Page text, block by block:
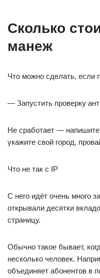
Сколько
манеж
Что можно сделать, если
— Запустить проверку
Не сработает —
укажите свой город,
Что не так с IP
С него идёт очень много
открывали десятки
страницу.
Обычно такое бывает,
несколько человек.
объединяет абонентов в